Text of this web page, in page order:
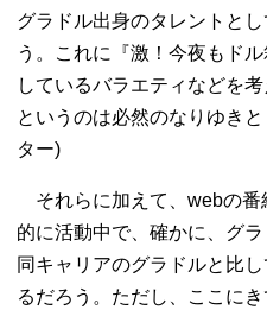
グラドル出身のタレントと
う。これに『激！今夜もド
しているバラエティなどを
というのは必然のなりゆき
ター)
それらに加えて、webの番
的に活動中で、確かに、グ
同キャリアのグラドルと比
るだろう。ただし、ここに